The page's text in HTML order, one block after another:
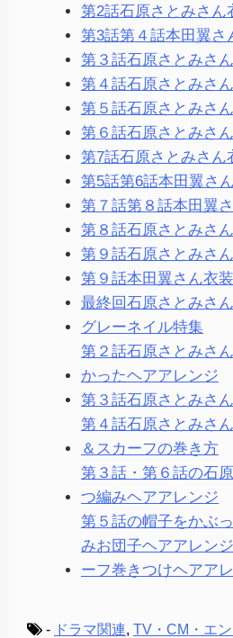
第2話石原さとみさん
第3話第４話本田翼さ
第３話石原さとみさ
第４話石原さとみさ
第５話石原さとみさ
第６話石原さとみさ
第7話石原さとみさん
第5話第6話本田翼さ
第７話第８話本田翼
第８話石原さとみさ
第９話石原さとみさ
第９話本田翼さん衣装
最終回石原さとみさ
グレーネイル特集
第２話石原さとみさ
かったヘアアレンジ
第３話石原さとみさ
第４話石原さとみさ
＆スカーフの巻き方
第３話・第６話の石
つ編みヘアアレンジ
第５話の帽子をかぶ
みお団子ヘアアレン
ーフ巻きつけヘアア
- ドラマ関連, TV・CM・エン